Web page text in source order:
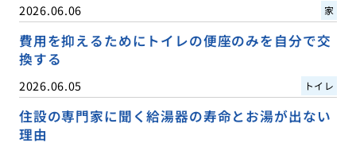
2026.06.06 家
費用を抑えるためにトイレの便座のみを自分で交
換する
2026.06.05 トイレ
住設の専門家に聞く給湯器の寿命とお湯が出ない
理由